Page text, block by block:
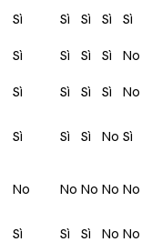
Sì Sì Sì Sì
Sì
Sì Sì Sì Sì
No
Sì Sì Sì Sì
No
Sì Sì Sì No Sì
No No No No No
Sì Sì Sì No No